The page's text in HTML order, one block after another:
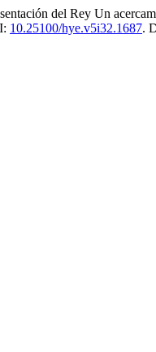
del Rey Un
10.25100/hye.v5i32.1687.